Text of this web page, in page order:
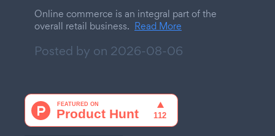
Online commerce is an integral part of the
overall retail business. Read More
Posted by on 2026-08-06